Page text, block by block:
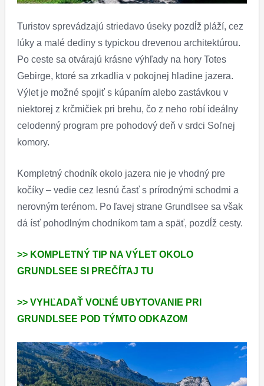
Turistov sprevádzajú striedavo úseky pozdĺž pláží, cez
lúky a malé dediny s typickou drevenou architektúrou.
Po ceste sa otvárajú krásne výhľady na hory Totes
Gebirge, ktoré sa zrkadlia v pokojnej hladine jazera.
Výlet je možné spojiť s kúpaním alebo zastávkou v
niektorej z krčmičiek pri brehu, čo z neho robí ideálny
celodenný program pre pohodový deň v srdci Soľnej
komory.
Kompletný chodník okolo jazera nie je vhodný pre
kočíky – vedie cez lesnú časť s prírodnými schodmi a
nerovným terénom. Po ľavej strane Grundlsee sa však
dá ísť pohodlným chodníkom tam a späť, pozdĺž cesty.
>> KOMPLETNÝ TIP NA VÝLET OKOLO
GRUNDLSEE SI PREČÍTAJ TU
>> VYHĽADAŤ VOĽNÉ UBYTOVANIE PRI
GRUNDLSEE POD TÝMTO ODKAZOM